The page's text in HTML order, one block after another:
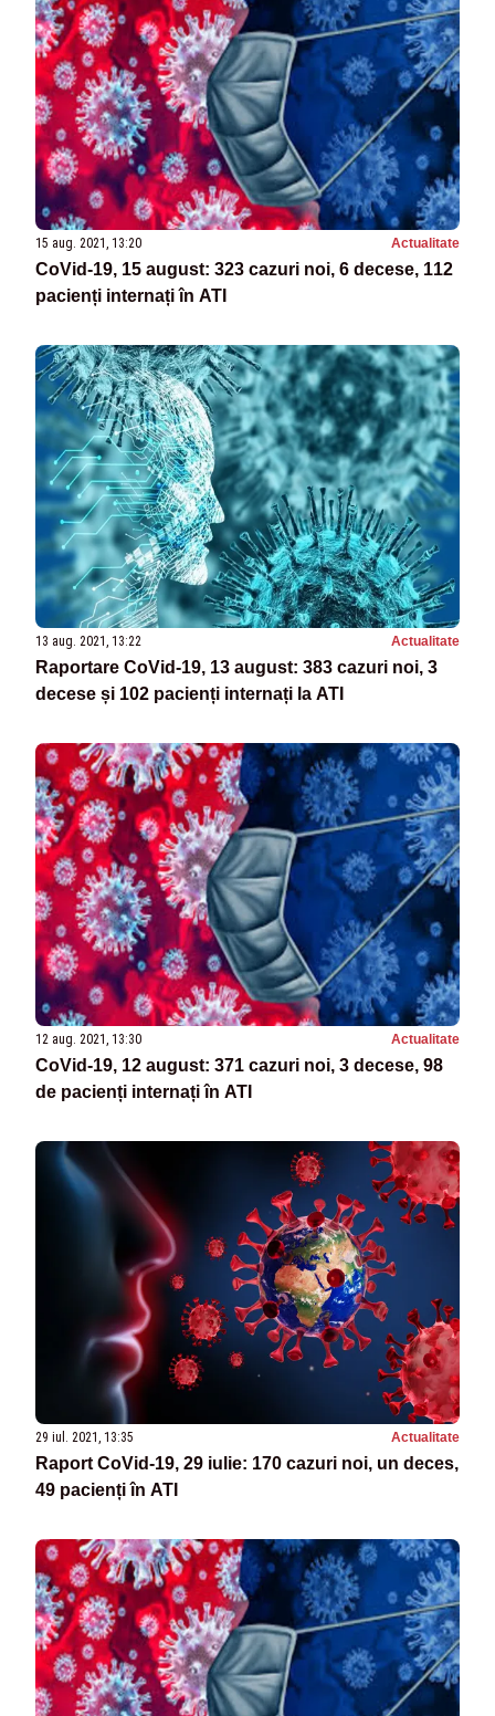
15 aug. 2021, 13:20 Actualitate
CoVid-19, 15 august: 323 cazuri noi, 6 decese, 112
pacienți internați în ATI
13 aug. 2021, 13:22 Actualitate
Raportare CoVid-19, 13 august: 383 cazuri noi, 3
decese și 102 pacienți internați la ATI
12 aug. 2021, 13:30 Actualitate
CoVid-19, 12 august: 371 cazuri noi, 3 decese, 98
de pacienți internați în ATI
29 iul. 2021, 13:35 Actualitate
Raport CoVid-19, 29 iulie: 170 cazuri noi, un deces,
49 pacienți în ATI